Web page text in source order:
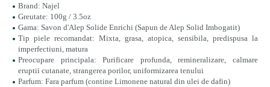
Brand: Najel
Greutate: 100g / 3.5oz
Gama: Savon d'Alep Solide Enrichi (Sapun de Alep Solid Imbogatit)
Tip piele recomandat: Mixta, grasa, atopica, sensibila, predispusa la
imperfectiuni, matura
Preocupare principala: Purificare profunda, remineralizare, calmare
eruptii cutanate, strangerea porilor, uniformizarea tenului
Parfum: Fara parfum (contine Limonene natural din ulei de dafin)